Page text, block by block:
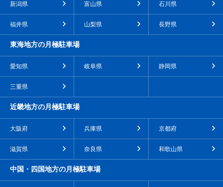
新潟県 富山県 石川県
福井県 山梨県 長野県
東海地方の月極駐車場
愛知県 岐阜県 静岡県
三重県
近畿地方の月極駐車場
大阪府 兵庫県 京都府
滋賀県 奈良県 和歌山県
中国・四国地方の月極駐車場